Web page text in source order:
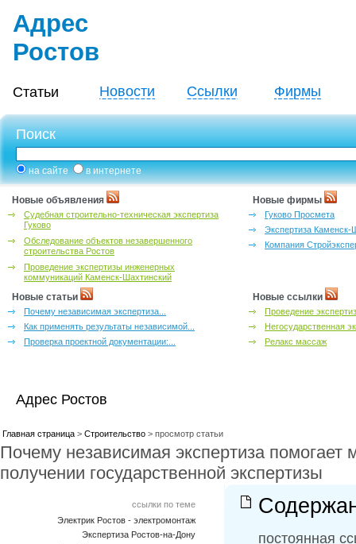
Адрес
Ростов
Статьи Новости Ссылки Фирмы
Поиск
на сайте в интернете
Новые объявления
Судебная строительно-техническая экспертиза
Гуково
Обследование объектов незавершенного
строительства Ростов
Проведение экспертизы инженерных
коммуникаций Каменск-Шахтинский
Новые фирмы
Гуково Просмета
Экспертиза Каменск-
Компания
Новые статьи
Почему независимая экспертиза...
Как применять результаты независимой...
Проверка проектной документации:...
Новые ссылки
Проведение
Негосударственная
Релакс массаж
Адрес Ростов
Главная страница > Строительство > просмотр статьи
Почему независимая экспертиза помогает
получении государственной экспертизы
ссылки по теме
Электрик Ростов - электромонтаж
Экспертиза Ростов-на-Дону
постоянная